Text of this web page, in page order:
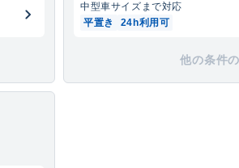
中型車サイズまで対応
平置き
24h利用可
他の条件